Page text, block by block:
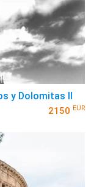
y Dolomitas II
2150 EUR